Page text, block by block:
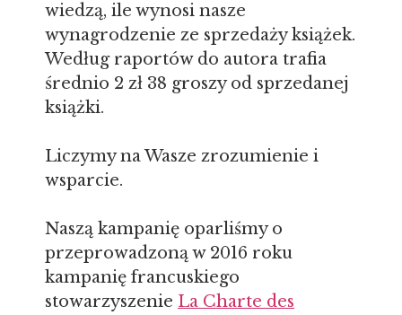
wiedzą, ile wynosi nasze
wynagrodzenie ze sprzedaży książek.
Według raportów do autora trafia
średnio 2 zł 38 groszy od sprzedanej
książki.
Liczymy na Wasze zrozumienie i
wsparcie.
Naszą kampanię oparliśmy o
przeprowadzoną w 2016 roku
kampanię francuskiego
stowarzyszenie La Charte des